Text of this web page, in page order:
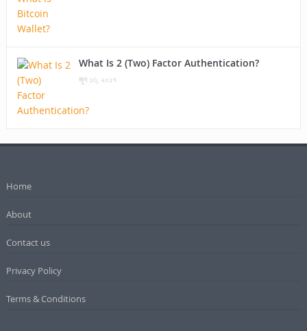
What Is 2 (Two) Factor Authentication?
জুন ১৩, ২০১৭
Home
About
Contact us
Privacy Policy
Terms & Conditions